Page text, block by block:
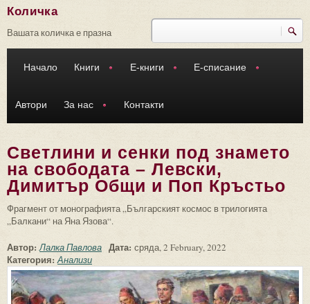
Търси
Количка
Вашата количка е празна
Начало Книги Е-книги Е-списание
Автори За нас Контакти
Светлини и сенки под знамето
на свободата – Левски,
Димитър Общи и Поп Кръстьо
Фрагмент от монографията „Българският космос в трилогията
„Балкани“ на Яна Язова“.
Автор:Лалка Павлова Дата: сряда, 2 February, 2022
Категория:Анализи